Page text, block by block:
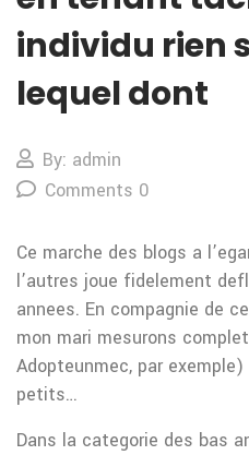
individu rien
lequel dont
By: admin
Comments 0
Ce marche des blogs a
l’autres joue fidelement
annees. En compagnie de
mon mari mesurons
Adopteunmec, par
petits…
Dans la categorie des bas